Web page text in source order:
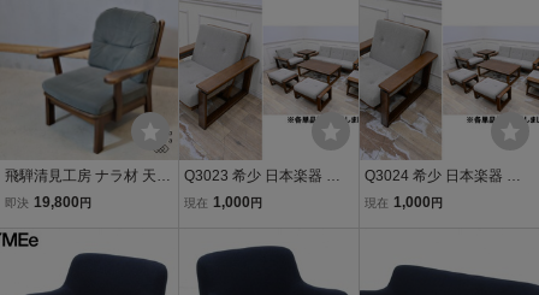
皮 イス 食卓椅子 (畑2047)
ェア 革製 HAMAMOTO ★
y24112905
ル モダン 国産家具
飛騨清見工房 ナラ材 天然
木 アームソファ 楢材 アー
ラル 和モダン シングルソ
ファ 1Pソファ 大日家具 F
即決 19,800 円
Q3023 希少 日本楽器 ビ
ンテージ 楢材 1Pソファ
その他商品は別売り
現在 1,000 円
Q3024 希少 日本楽器 ビ
ンテージ 楢材 1Pソファ
その他商品は別売り
現在 1,000 円